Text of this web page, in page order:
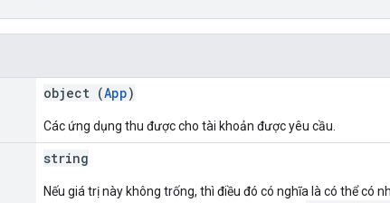
object (App)
Các ứng dụng thu được cho tài khoản được yêu cầu.
string
Nếu giá trị này không trống, thì điều đó có nghĩa là có thể có